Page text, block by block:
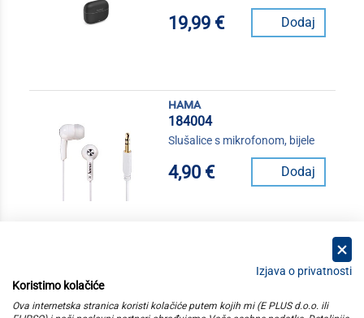
19,99 € Dodaj
hama
184004
Slušalice s mikrofonom, bijele
4,90 € Dodaj
kategorije
Izjava o privatnosti
Koristimo kolačiće
Ova internetska stranica koristi kolačiće putem kojih mi (E PLUS d.o.o. ili